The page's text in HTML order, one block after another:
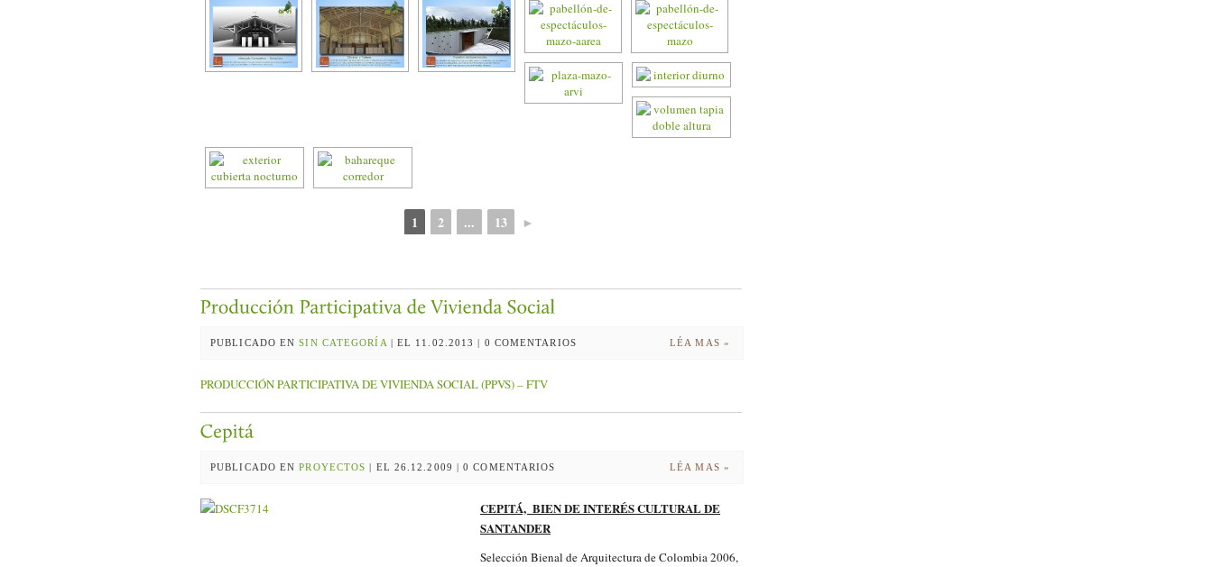
1 2 ... 13 ►
PUBLICADO ENSIN CATEGORÍA | EL 11.02.2013 | 0 COMENTARIOS LÉA MAS »
PRODUCCIÓN PARTICIPATIVA DE VIVIENDA SOCIAL (PPVS) – FTV
PUBLICADO ENPROYECTOS | EL 26.12.2009 | 0 COMENTARIOS LÉA MAS »
CEPITÁ, BIEN DE INTERÉS CULTURAL DE
SANTANDER
Selección Bienal de Arquitectura de Colombia 2006,